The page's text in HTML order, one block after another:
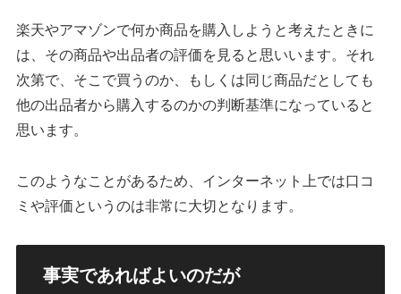
楽天やアマゾンで何か商品を購入しようと考えたときに
は、その商品や出品者の評価を見ると思いいます。それ
次第で、そこで買うのか、もしくは同じ商品だとしても
他の出品者から購入するのかの判断基準になっていると
思います。
このようなことがあるため、インターネット上では口コ
ミや評価というのは非常に大切となります。
事実であればよいのだが